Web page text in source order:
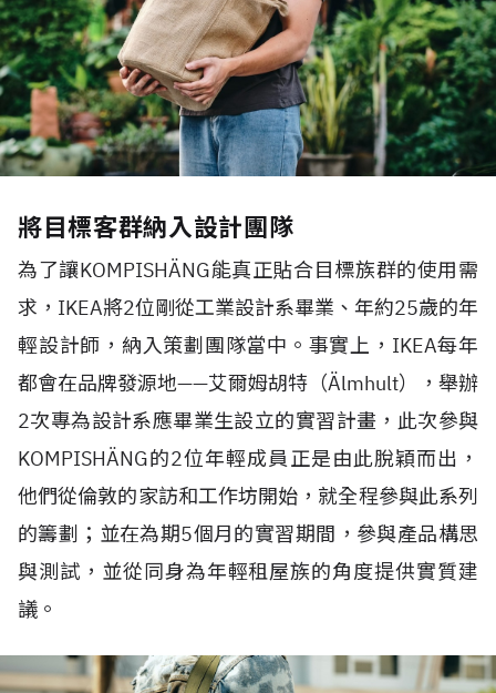
將目標客群納入設計團隊
為了讓KOMPISHÄNG能真正貼合目標族群的使用需
求，IKEA將2位剛從工業設計系畢業、年約25歲的年
輕設計師，納入策劃團隊當中。事實上，IKEA每年
都會在品牌發源地——艾爾姆胡特（Älmhult），舉辦
2次專為設計系應畢業生設立的實習計畫，此次參與
KOMPISHÄNG的2位年輕成員正是由此脫穎而出，
他們從倫敦的家訪和工作坊開始，就全程參與此系列
的籌劃；並在為期5個月的實習期間，參與產品構思
與測試，並從同身為年輕租屋族的角度提供實質建
議。